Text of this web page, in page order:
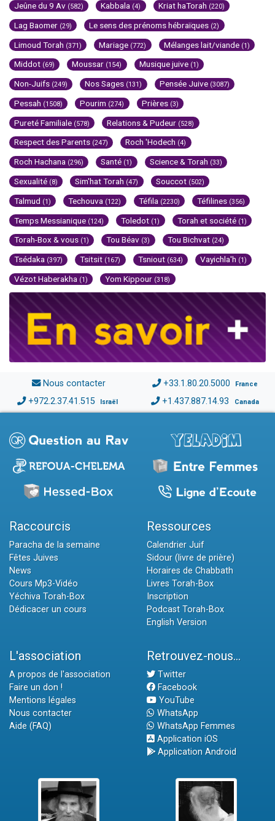
Jeûne du 9 Av (582) Kabbala (4) Kriat haTorah (220)
Lag Baomer (29) Le sens des prénoms hébraïques (2)
Limoud Torah (371) Mariage (772) Mélanges lait/viande (1)
Middot (69) Moussar (154) Musique juive (1)
Non-Juifs (249) Nos Sages (131) Pensée Juive (3087)
Pessah (1508) Pourim (274) Prières (3)
Pureté Familiale (578) Relations & Pudeur (528)
Respect des Parents (247) Roch 'Hodech (4)
Roch Hachana (296) Santé (1) Science & Torah (33)
Sexualité (8) Sim'hat Torah (47) Souccot (502)
Talmud (1) Techouva (122) Téfila (2230) Téfilines (356)
Temps Messianique (124) Toledot (1) Torah et société (1)
Torah-Box & vous (1) Tou Béav (3) Tou Bichvat (24)
Tsédaka (397) Tsitsit (167) Tsniout (634) Vayichla'h (1)
Vézot Haberakha (1) Yom Kippour (318)
Nous contacter +33.1.80.20.5000 France
+972.2.37.41.515 Israël +1.437.887.14.93 Canada
Raccourcis
Paracha de la semaine
Fêtes Juives
News
Cours Mp3-Vidéo
Yéchiva Torah-Box
Dédicacer un cours
Ressources
Calendrier Juif
Sidour (livre de prière)
Horaires de Chabbath
Livres Torah-Box
Inscription
Podcast Torah-Box
English Version
L'association
A propos de l'association
Faire un don !
Mentions légales
Nous contacter
Aide (FAQ)
Retrouvez-nous...
Twitter
Facebook
YouTube
WhatsApp
WhatsApp Femmes
Application iOS
Application Android